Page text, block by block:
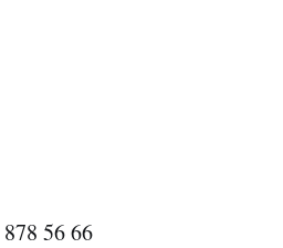
56 66